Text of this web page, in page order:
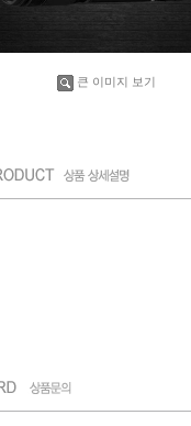
큰 이미지 보기